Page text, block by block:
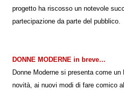
progetto ha riscosso un notevole
partecipazione da parte del pubblico.
DONNE MODERNE in breve…
Donne Moderne si presenta come
novità, ai nuovi modi di fare comico